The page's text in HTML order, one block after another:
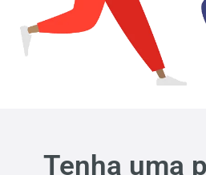
Tenha uma